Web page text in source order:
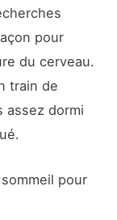
pour
du cerveau.
train de
assez dormi
pour